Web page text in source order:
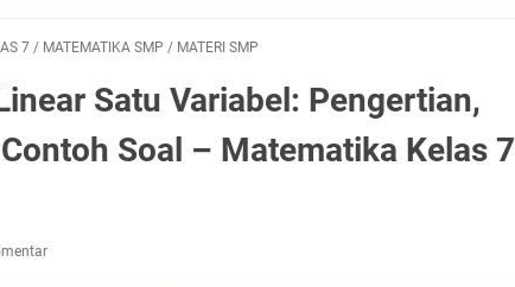
7 / MATEMATIKA SMP / MATERI SMP
Satu Variabel: Pengertian,
Soal – Matematika Kelas 7